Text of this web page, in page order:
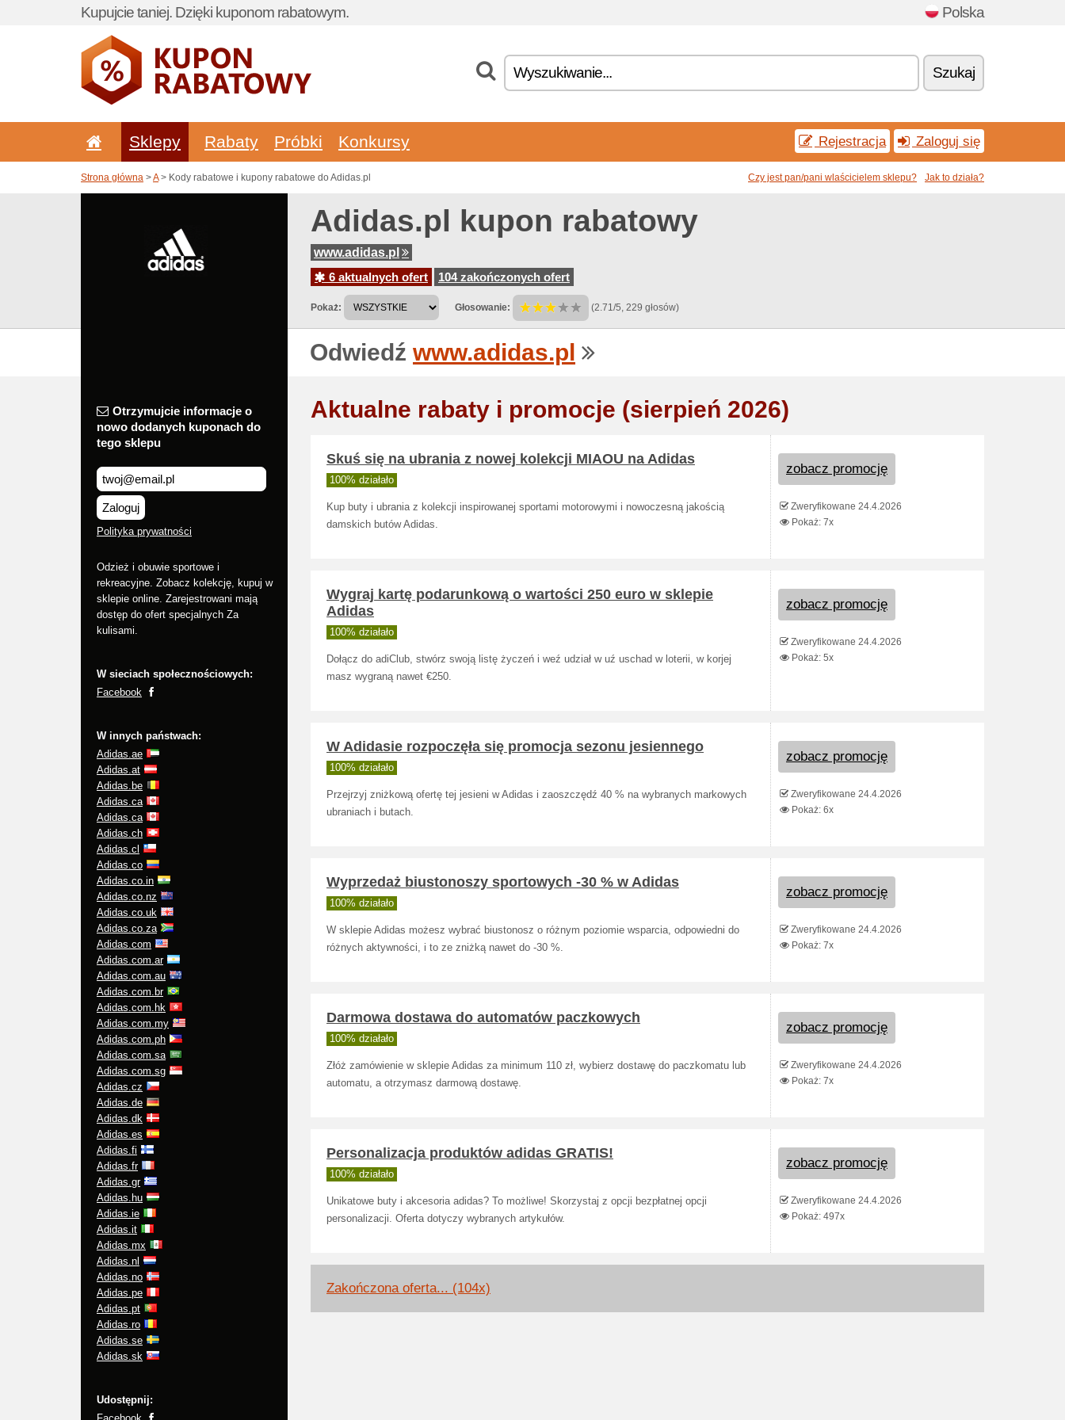
Kupujcie taniej. Dzięki kuponom rabatowym. Polska
Szukaj
Sklepy Rabaty Próbki Konkursy Rejestracja Zaloguj się
Strona główna >A> Kody rabatowe i kupony rabatowe do Adidas.pl Czy jest pan/pani wlaścicielem sklepu? Jak to działa?
Adidas.pl kupon rabatowy
www.adidas.pl
6 aktualnych ofert
104 zakończonych ofert
Pokaż: Głosowanie: (2.71/5, 229 głosów)
Odwiedź www.adidas.pl
Otrzymujcie informacje o
nowo dodanych kuponach do
tego sklepu
Zaloguj
Polityka prywatności
Odzież i obuwie sportowe i
rekreacyjne. Zobacz kolekcję, kupuj w
sklepie online. Zarejestrowani mają
dostęp do ofert specjalnych Za
kulisami.
W sieciach społecznościowych:
Facebook
W innych państwach:
Adidas.ae
Adidas.at
Adidas.be
Adidas.ca
Adidas.ca
Adidas.ch
Adidas.cl
Adidas.co
Adidas.co.in
Adidas.co.nz
Adidas.co.uk
Adidas.co.za
Adidas.com
Adidas.com.ar
Adidas.com.au
Adidas.com.br
Adidas.com.hk
Adidas.com.my
Adidas.com.ph
Adidas.com.sa
Adidas.com.sg
Adidas.cz
Adidas.de
Adidas.dk
Adidas.es
Adidas.fi
Adidas.fr
Adidas.gr
Adidas.hu
Adidas.ie
Adidas.it
Adidas.mx
Adidas.nl
Adidas.no
Adidas.pe
Adidas.pt
Adidas.ro
Adidas.se
Adidas.sk
Udostępnij:
Aktualne rabaty i promocje (sierpień 2026)
Skuś się na ubrania z nowej kolekcji MIAOU na Adidas
100% działało
Kup buty i ubrania z kolekcji inspirowanej sportami motorowymi i nowoczesną jakością
damskich butów Adidas.
zobacz promocję
Zweryfikowane 24.4.2026
Pokaż: 7x
Wygraj kartę podarunkową o wartości 250 euro w sklepie
Adidas
100% działało
Dołącz do adiClub, stwórz swoją listę życzeń i weź udział w uź uschad w loterii, w korjej
masz wygraną nawet €250.
zobacz promocję
Zweryfikowane 24.4.2026
Pokaż: 5x
W Adidasie rozpoczęła się promocja sezonu jesiennego
100% działało
Przejrzyj zniżkową ofertę tej jesieni w Adidas i zaoszczędź 40 % na wybranych markowych
ubraniach i butach.
zobacz promocję
Zweryfikowane 24.4.2026
Pokaż: 6x
Wyprzedaż biustonoszy sportowych -30 % w Adidas
100% działało
W sklepie Adidas możesz wybrać biustonosz o różnym poziomie wsparcia, odpowiedni do
różnych aktywności, i to ze zniżką nawet do -30 %.
zobacz promocję
Zweryfikowane 24.4.2026
Pokaż: 7x
Darmowa dostawa do automatów paczkowych
100% działało
Złóż zamówienie w sklepie Adidas za minimum 110 zł, wybierz dostawę do paczkomatu lub
automatu, a otrzymasz darmową dostawę.
zobacz promocję
Zweryfikowane 24.4.2026
Pokaż: 7x
Personalizacja produktów adidas GRATIS!
100% działało
Unikatowe buty i akcesoria adidas? To możliwe! Skorzystaj z opcji bezpłatnej opcji
personalizacji. Oferta dotyczy wybranych artykułów.
zobacz promocję
Zweryfikowane 24.4.2026
Pokaż: 497x
Zakończona oferta... (104x)